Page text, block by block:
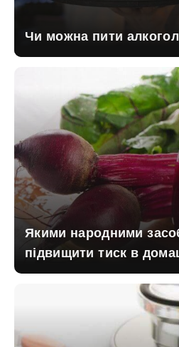
Чи можна пити
Якими народними
підвищити тиск в